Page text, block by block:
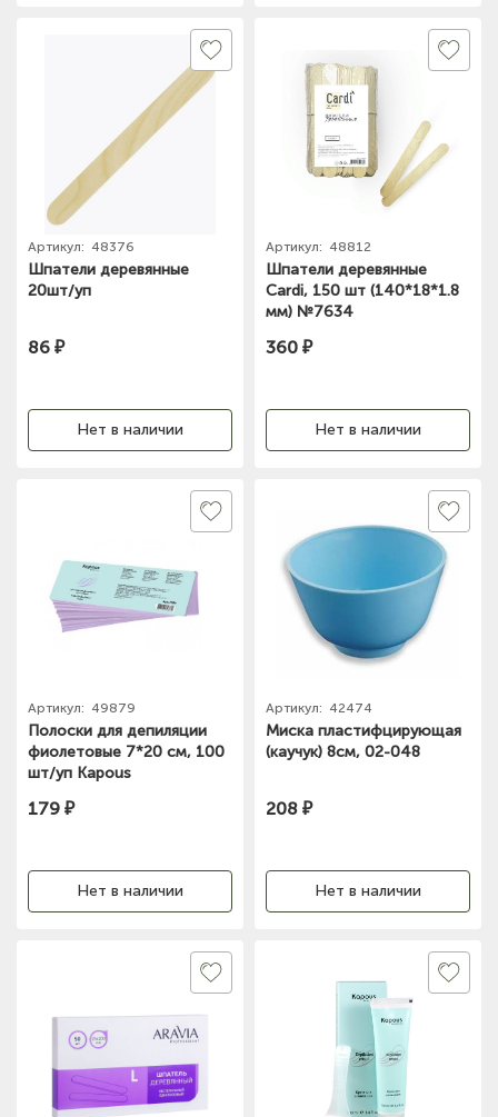
Артикул: 48376
Шпатели деревянные
20шт/уп
86 ₽
Нет в наличии
Артикул: 48812
Шпатели деревянные
Cardi, 150 шт (140*18*1.8
мм) №7634
360 ₽
Нет в наличии
Артикул: 49879
Полоски для депиляции
фиолетовые 7*20 см, 100
шт/уп Kapous
179 ₽
Нет в наличии
Артикул: 42474
Миска пластифцирующая
(каучук) 8см, 02-048
208 ₽
Нет в наличии